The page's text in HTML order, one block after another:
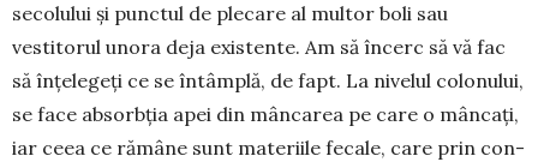
secolului şi punctul de plecare al multor boli sau
vestitorul unora deja exis­tente. Am să încerc să vă fac
să înţelegeți ce se în­tâmplă, de fapt. La nivelul colonului,
se face ab­sorbţia apei din mâncarea pe care o mâncați,
iar ceea ce rămâne sunt materiile fecale, care prin con­